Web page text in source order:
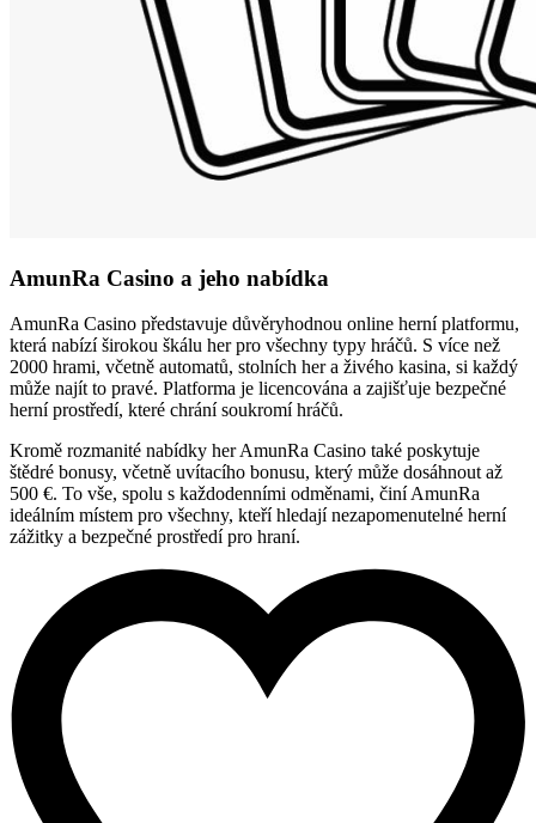
AmunRa Casino a jeho nabídka
AmunRa Casino představuje důvěryhodnou online herní platformu,
která nabízí širokou škálu her pro všechny typy hráčů. S více než
2000 hrami, včetně automatů, stolních her a živého kasina, si každý
může najít to pravé. Platforma je licencována a zajišťuje bezpečné
herní prostředí, které chrání soukromí hráčů.
Kromě rozmanité nabídky her AmunRa Casino také poskytuje
štědré bonusy, včetně uvítacího bonusu, který může dosáhnout až
500 €. To vše, spolu s každodenními odměnami, činí AmunRa
ideálním místem pro všechny, kteří hledají nezapomenutelné herní
zážitky a bezpečné prostředí pro hraní.